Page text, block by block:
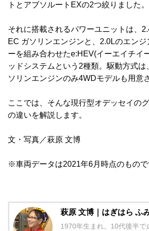
トとアブソルートEXの2つ絞りました。
それに搭載されるパワーユニットは、
EC ガソリンエンジンと、2.0Lのエンジ
ーを組み合わせたe:HEV(イーエイチイ
ッドシステムという2種類。駆動方式
ソリンエンジンのみ4WDモデルも用意
ここでは、そんな現行型オデッセイの
の違いを解説します。
文・写真／萩原 文博
※車両データは2021年6月時点のもので
萩原 文博｜はぎはら ふ
1970年生まれ。10代後半で